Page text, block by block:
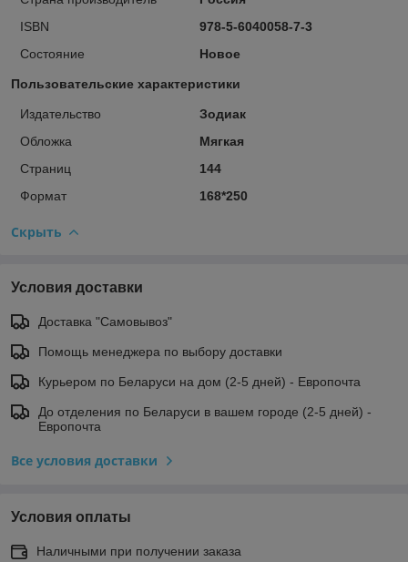
ISBN
978-5-6040058-7-3
Состояние
Новое
Пользовательские характеристики
Издательство
Зодиак
Обложка
Мягкая
Страниц
144
Формат
168*250
Скрыть
Условия доставки
Доставка "Самовывоз"
Помощь менеджера по выбору доставки
Курьером по Беларуси на дом (2-5 дней) - Европочта
До отделения по Беларуси в вашем городе (2-5 дней) -
Европочта
Все условия доставки
Условия оплаты
Наличными при получении заказа